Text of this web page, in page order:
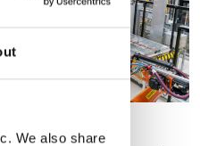
We also share